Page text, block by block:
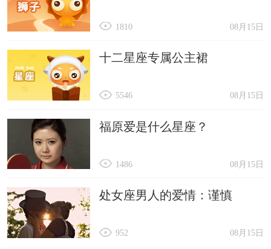
08月15日
1810
十二星座专属公主裙
08月15日
5546
福原爱是什么星座？
08月15日
1486
处女座男人的爱情：谨慎
08月15日
952